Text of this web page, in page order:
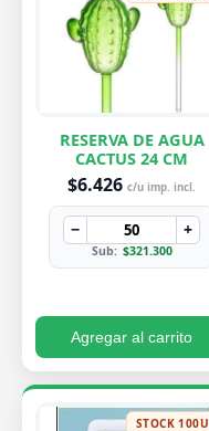
RESERVA DE AGUA
CACTUS 24 CM
$6.426 c/u imp. incl.
− +
Sub: $321.300
Agregar al carrito
STOCK 100U